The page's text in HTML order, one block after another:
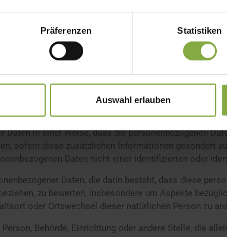
Präferenzen Statistiken
Auswahl erlauben
auf eine identifizierte oder identifizierbare natürliche
oder indirekt, insbesondere mittels Zuordnung zu
einem oder mehreren besonderen Merkmalen
sozialen Identität dieser natürlichen Person sind.
Verfahren ausgeführte Vorgang oder jede solche
Daten.
Daten in einer Weise, dass die personenbezogenen
sofern diese zusätzlichen Informationen gesondert
Daten nicht einer identifizierten oder
Daten, die darin besteht, dass diese
zu bewerten, insbesondere um Aspekte
oder Ortswechsel dieser natürlichen Person zu
Behörde, Einrichtung oder andere Stelle, die